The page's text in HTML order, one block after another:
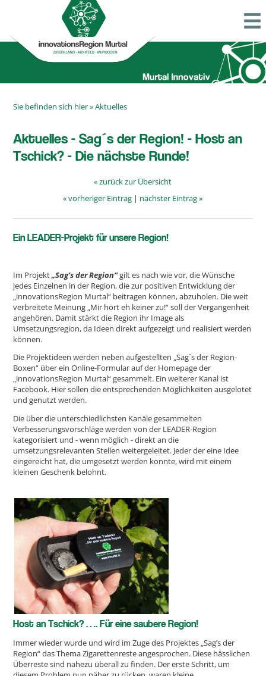
Sie befinden sich hier »Aktuelles
Aktuelles - Sag´s der Region! - Host an
Tschick? - Die nächste Runde!
« zurück zur Übersicht
« vorheriger Eintrag | nächster Eintrag »
Ein LEADER-Projekt für unsere Region!
Im Projekt„Sag’s der Region“gilt es nach wie vor, die Wünsche
jedes Einzelnen in der Region, die zur positiven Entwicklung der
„innovationsRegion Murtal“ beitragen können, abzuholen. Die weit
verbreitete Meinung „Mir hört eh keiner zu!“ soll der Vergangenheit
angehören. Damit stärkt die Region ihr Image als
Umsetzungsregion, da Ideen direkt aufgezeigt und realisiert werden
können.
Die Projektideen werden neben aufgestellten „Sag´s der Region-
Boxen“ über ein Online-Formular auf der Homepage der
„innovationsRegion Murtal“ gesammelt. Ein weiterer Kanal ist
Facebook. Hier sollen die entsprechenden Möglichkeiten ausgelotet
und genutzt werden.
Die über die unterschiedlichsten Kanäle gesammelten
Verbesserungsvorschläge werden von der LEADER-Region
kategorisiert und - wenn möglich - direkt an die
umsetzungsrelevanten Stellen weitergeleitet. Jeder der eine Idee
eingereicht hat, die umgesetzt werden konnte, wird mit einem
kleinen Geschenk belohnt.
Host an Tschick? …. Für eine saubere Region!
Immer wieder wurde und wird im Zuge des Projektes „Sag’s der
Region“ das Thema Zigarettenreste angesprochen. Diese hässlichen
Überreste sind nahezu überall zu finden. Der erste Schritt, um